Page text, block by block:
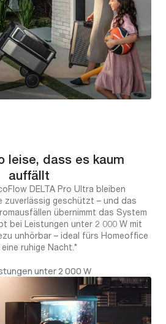
leise, dass es kaum
auffällt
DELTA Pro Ultra bleiben
zuverlässig geschützt – und das
übernimmt das System
bei Leistungen unter 2 000 W mit
unhörbar – ideal fürs Homeoffice
ruhige Nacht.*
unter 2 000 W